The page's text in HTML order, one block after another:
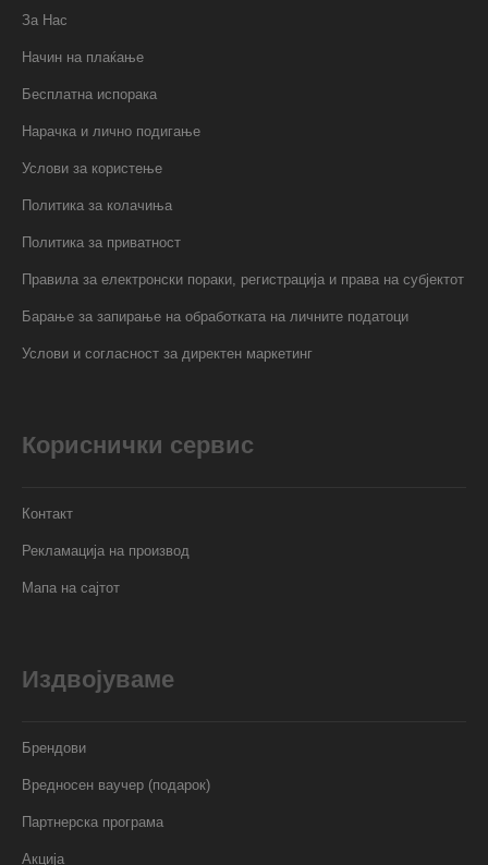
За Нас
Начин на плаќање
Бесплатна испорака
Нарачка и лично подигање
Услови за користење
Политика за колачиња
Политика за приватност
Правила за електронски пораки, регистрација и права на субјектот
Барање за запирање на обработката на личните податоци
Услови и согласност за директен маркетинг
Кориснички сервис
Контакт
Рекламација на производ
Мапа на сајтот
Издвојуваме
Брендови
Вредносен ваучер (подарок)
Партнерска програма
Акција